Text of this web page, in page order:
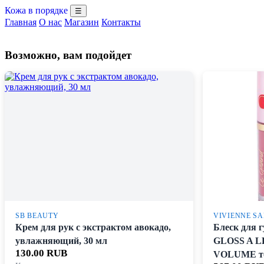
Кожа в порядке ☰
Главная О нас Магазин Контакты
Возможно, вам подойдет
SB BEAUTY
Крем для рук с экстрактом авокадо,
увлажняющий, 30 мл
130.00 RUB
VIVIENNE
Блеск для
GLOSS A
VOLUME